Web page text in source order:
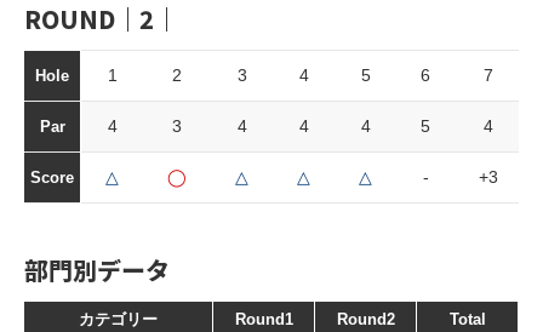
ROUND｜2｜
Hole 1 2 3 4 5 6 7
Par 4 3 4 4 4 5 4
Score △ ◯ △ △ △ - +3
部門別データ
カテゴリー Round1 Round2 Total